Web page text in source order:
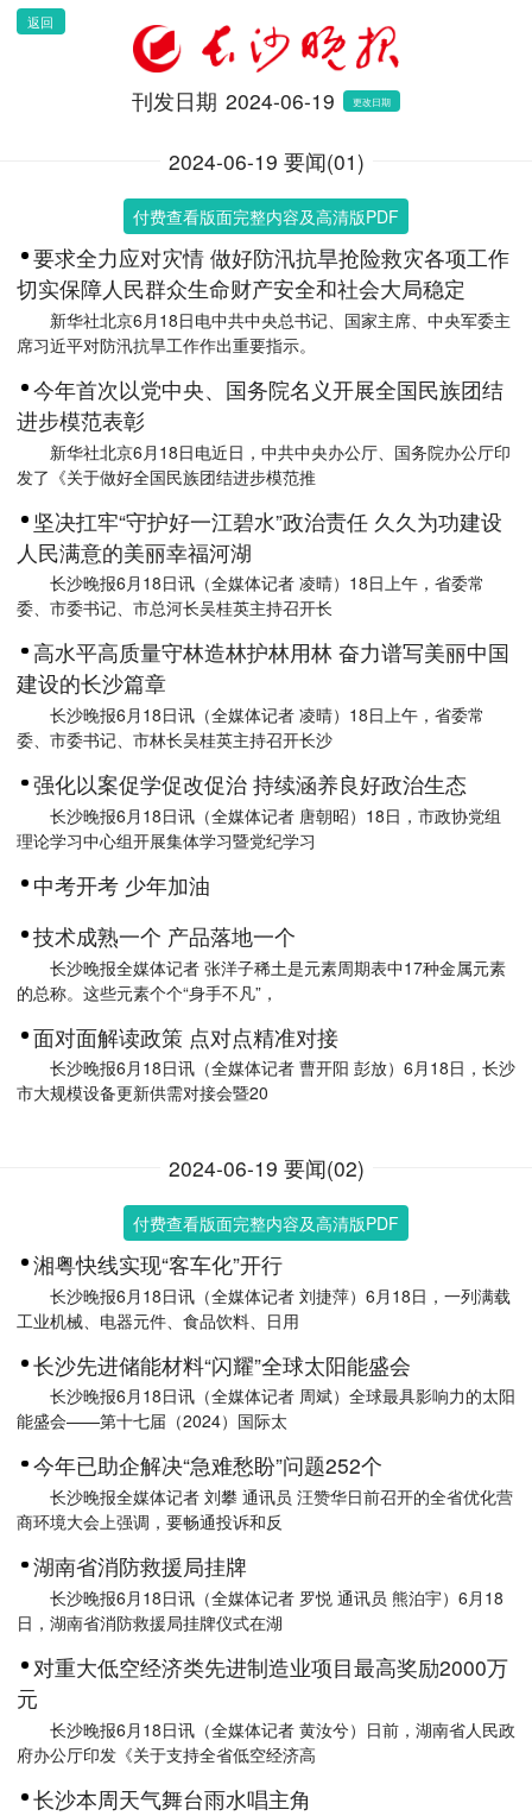
返回
刊发日期 2024-06-19 更改日期
2024-06-19 要闻(01)
付费查看版面完整内容及高清版PDF
要求全力应对灾情 做好防汛抗旱抢险救灾各项工作
切实保障人民群众生命财产安全和社会大局稳定
新华社北京6月18日电中共中央总书记、国家主席、中央军委主
席习近平对防汛抗旱工作作出重要指示。
今年首次以党中央、国务院名义开展全国民族团结
进步模范表彰
新华社北京6月18日电近日，中共中央办公厅、国务院办公厅印
发了《关于做好全国民族团结进步模范推
坚决扛牢“守护好一江碧水”政治责任 久久为功建设
人民满意的美丽幸福河湖
长沙晚报6月18日讯（全媒体记者 凌晴）18日上午，省委常
委、市委书记、市总河长吴桂英主持召开长
高水平高质量守林造林护林用林 奋力谱写美丽中国
建设的长沙篇章
长沙晚报6月18日讯（全媒体记者 凌晴）18日上午，省委常
委、市委书记、市林长吴桂英主持召开长沙
强化以案促学促改促治 持续涵养良好政治生态
长沙晚报6月18日讯（全媒体记者 唐朝昭）18日，市政协党组
理论学习中心组开展集体学习暨党纪学习
中考开考 少年加油
技术成熟一个 产品落地一个
长沙晚报全媒体记者 张洋子稀土是元素周期表中17种金属元素
的总称。这些元素个个“身手不凡”，
面对面解读政策 点对点精准对接
长沙晚报6月18日讯（全媒体记者 曹开阳 彭放）6月18日，长沙
市大规模设备更新供需对接会暨20
2024-06-19 要闻(02)
付费查看版面完整内容及高清版PDF
湘粤快线实现“客车化”开行
长沙晚报6月18日讯（全媒体记者 刘捷萍）6月18日，一列满载
工业机械、电器元件、食品饮料、日用
长沙先进储能材料“闪耀”全球太阳能盛会
长沙晚报6月18日讯（全媒体记者 周斌）全球最具影响力的太阳
能盛会——第十七届（2024）国际太
今年已助企解决“急难愁盼”问题252个
长沙晚报全媒体记者 刘攀 通讯员 汪赞华日前召开的全省优化营
商环境大会上强调，要畅通投诉和反
湖南省消防救援局挂牌
长沙晚报6月18日讯（全媒体记者 罗悦 通讯员 熊泊宇）6月18
日，湖南省消防救援局挂牌仪式在湖
对重大低空经济类先进制造业项目最高奖励2000万
元
长沙晚报6月18日讯（全媒体记者 黄汝兮）日前，湖南省人民政
府办公厅印发《关于支持全省低空经济高
长沙本周天气舞台雨水唱主角